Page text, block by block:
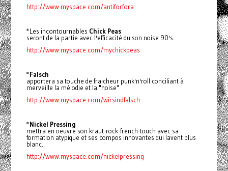
http://www.myspace.com/antiforfora
*Les incontournables Chick Peas
seront de la partie avec l'efficacité du son noise 90's.
http://www.myspace.com/mychickpeas
*Falsch
apportera sa touche de fraicheur punk'n'roll conciliant à
merveille la mélodie et la "noise"
http://www.myspace.com/wirsindfalsch
*Nickel Pressing
mettra en oeuvre son kraut-rock-french-touch avec sa
formation atypique et ses compos innovantes qui lavent plus
blanc.
http://www.myspace.com/nickelpressing